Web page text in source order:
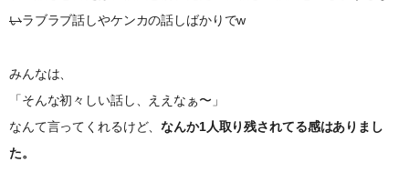
いラブラブ話しやケンカの話しばかりでw
みんなは、
「そんな初々しい話し、ええなぁ〜」
なんて言ってくれるけど、なんか1人取り残されてる感はありまし
た。